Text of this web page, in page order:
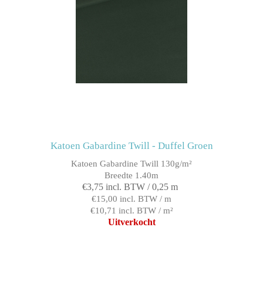
Katoen Gabardine Twill - Duffel Groen
Katoen Gabardine Twill 130g/m²
Breedte 1.40m
€3,75 incl. BTW / 0,25 m
€15,00 incl. BTW / m
€10,71 incl. BTW / m²
Uitverkocht